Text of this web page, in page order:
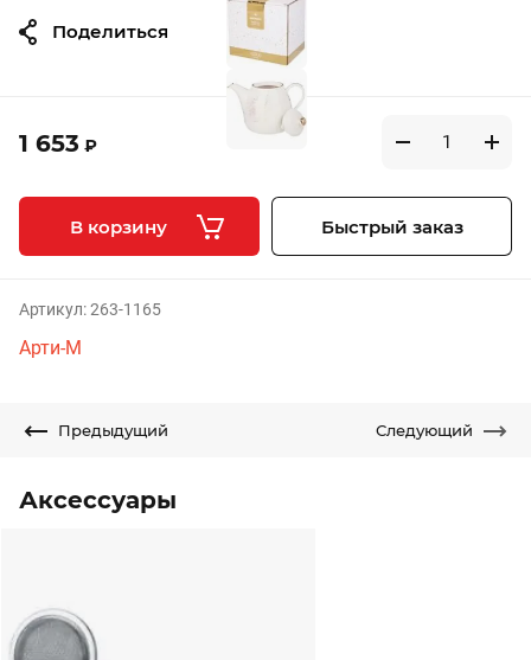
1 653 ₽
В корзину Быстрый заказ
Артикул:263-1165
Арти-М
Поделиться
Предыдущий Следующий
Аксессуары